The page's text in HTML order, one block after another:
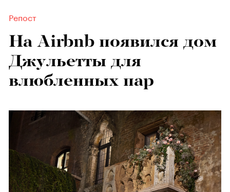
Репост
На Airbnb появился дом
Джульетты для
влюбленных пар